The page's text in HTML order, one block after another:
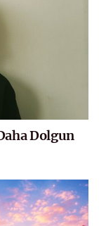
Dolgun